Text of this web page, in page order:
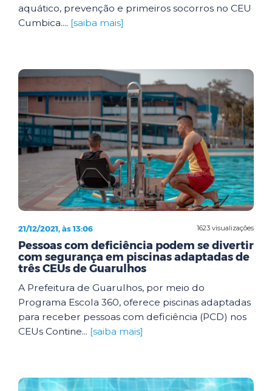
aquático, prevenção e primeiros socorros no CEU
Cumbica.... [saiba mais]
1623 visualizações
21/12/2021, às 13:06
Pessoas com deficiência podem se divertir
com segurança em piscinas adaptadas de
três CEUs de Guarulhos
A Prefeitura de Guarulhos, por meio do
Programa Escola 360, oferece piscinas adaptadas
para receber pessoas com deficiência (PCD) nos
CEUs Contine... [saiba mais]